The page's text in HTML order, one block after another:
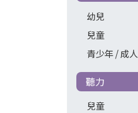
幼兒
兒童
青少年 / 成人
聽力
兒童